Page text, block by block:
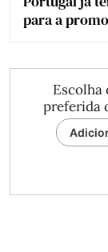
para a
preferida